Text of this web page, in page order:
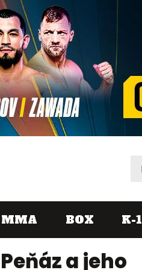
MMA BOX K-1
a jeho